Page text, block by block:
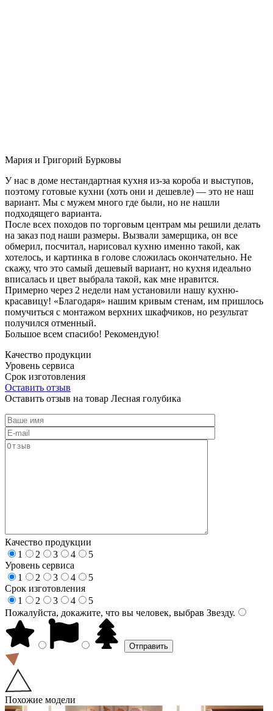
Мария и Григорий Бурковы
У нас в доме нестандартная кухня из-за короба и выступов,
поэтому готовые кухни (хоть они и дешевле) — это не наш
вариант. Мы с мужем много где были, но не нашли
подходящего варианта.
После всех походов по торговым центрам мы решили делать
на заказ под наши размеры. Вызвали замерщика, он все
обмерил, посчитал, нарисовал кухню именно такой, как
хотелось, и картинка в голове сложилась окончательно. Не
скажу, что это самый дешевый вариант, но кухня идеально
вписалась и цвет выбрала такой, как мне нравится.
Примерно через 2 недели нам установили нашу кухню-
красавицу! «Благодаря» нашим кривым стенам, им пришлось
помучиться с монтажом верхних шкафчиков, но результат
получился отменный.
Большое всем спасибо! Рекомендую!
Качество продукции
Уровень сервиса
Срок изготовления
Оставить отзыв
Оставить отзыв на товар Лесная голубика
Качество продукции
1
2 3 4
5
Уровень сервиса
1
2 3 4
5
Срок изготовления
1
2 3 4
5
Пожалуйста, докажите, что вы человек, выбрав Звезду.
Похожие модели